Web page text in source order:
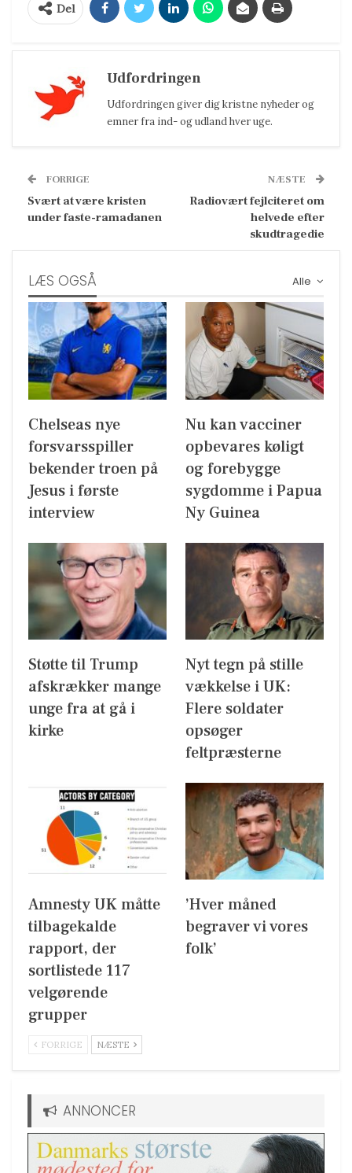
Del
Udfordringen
Udfordringen giver dig kristne nyheder og
emner fra ind- og udland hver uge.
FORRIGE
Svært at være kristen
under faste-ramadanen
NÆSTE
Radiovært fejlciteret om
helvede efter
skudtragedie
Alle
LÆS OGSÅ
Chelseas nye
forsvarsspiller
bekender troen på
Jesus i første
interview
Nu kan vacciner
opbevares køligt
og forebygge
sygdomme i Papua
Ny Guinea
Støtte til Trump
afskrækker mange
unge fra at gå i
kirke
Nyt tegn på stille
vækkelse i UK:
Flere soldater
opsøger
feltpræsterne
Amnesty UK måtte
tilbagekalde
rapport, der
sortlistede 117
velgørende
grupper
’Hver måned
begraver vi vores
folk’
FORRIGE NÆSTE
ANNONCER